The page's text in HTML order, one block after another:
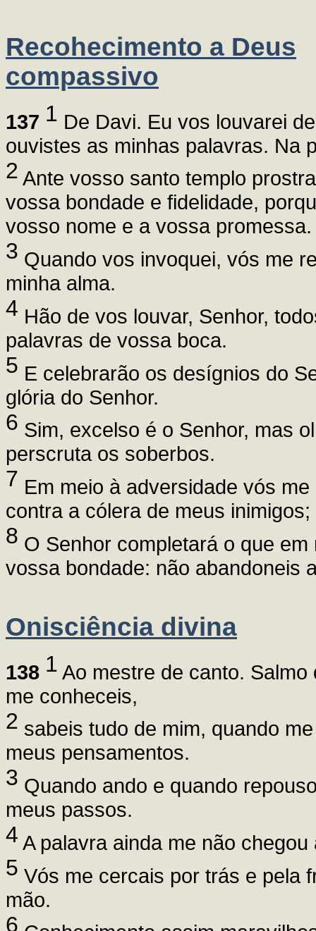
Recohecimento a Deus
compassivo
137 1 De Davi. Eu vos louvarei
ouvistes as minhas palavras. Na
2 Ante vosso santo templo
vossa bondade e fidelidade,
vosso nome e a vossa promessa.
3 Quando vos invoquei, vós me
minha alma.
4 Hão de vos louvar, Senhor,
palavras de vossa boca.
5 E celebrarão os desígnios do
glória do Senhor.
6 Sim, excelso é o Senhor, mas
perscruta os soberbos.
7 Em meio à adversidade vós
contra a cólera de meus
8 O Senhor completará o que
vossa bondade: não abandoneis
Onisciência divina
138 1 Ao mestre de canto.
me conheceis,
2 sabeis tudo de mim, quando
meus pensamentos.
3 Quando ando e quando
meus passos.
4 A palavra ainda me não
5 Vós me cercais por trás e pela
mão.
6